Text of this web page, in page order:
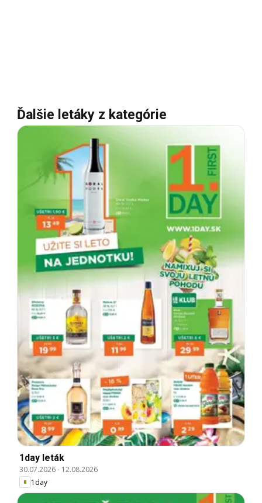
Ďalšie letáky z kategórie
1day leták
30.07.2026- 12.08.2026
1day